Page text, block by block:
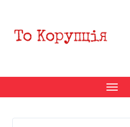
содержанию